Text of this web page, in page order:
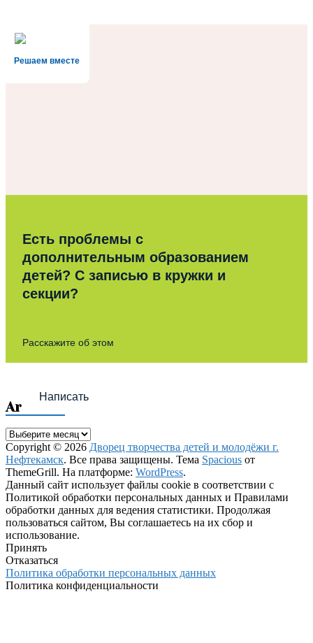
Решаем вместе
Есть проблемы с
дополнительным образованием
детей? С записью в кружки и
секции?
Расскажите об этом
Написать
Archives
Archives
Copyright © 2026 Дворец творчества детей и молодёжи г.
Нефтекамск. Все права защищены. Тема Spacious от
ThemeGrill. На платформе: WordPress.
Данный сайт использует файлы cookie в соответствии с
Политикой обработки персональных данных и Правилами
обработки данных для ведения статистики. Продолжая
пользоваться сайтом, Вы соглашаетесь на их сбор и
использование.
Принять
Отказаться
Политика обработки персональных данных
Политика конфиденциальности